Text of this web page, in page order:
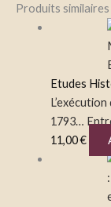
Produits similaires
Etudes
1793…
11,00€